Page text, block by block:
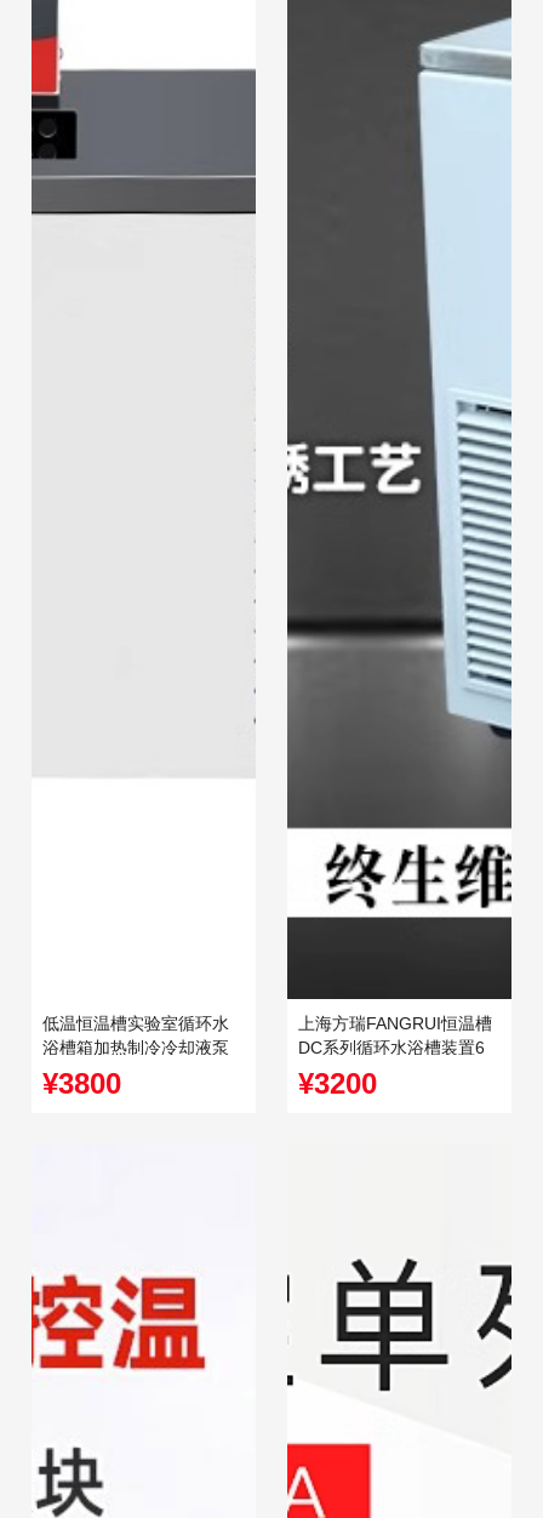
低温恒温槽实验室循环水
浴槽箱加热制冷冷却液泵
卧式水槽
¥3800
上海方瑞FANGRUI恒温槽
DC系列循环水浴槽装置6
升15升30升
¥3200